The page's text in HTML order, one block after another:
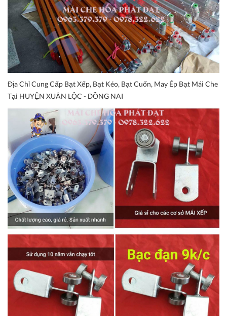
Địa Chỉ Cung Cấp Bạt Xếp, Bạt Kéo, Bạt Cuốn, May Ép Bạt Mái Che
Tại HUYỆN XUÂN LỘC - ĐỒNG NAI